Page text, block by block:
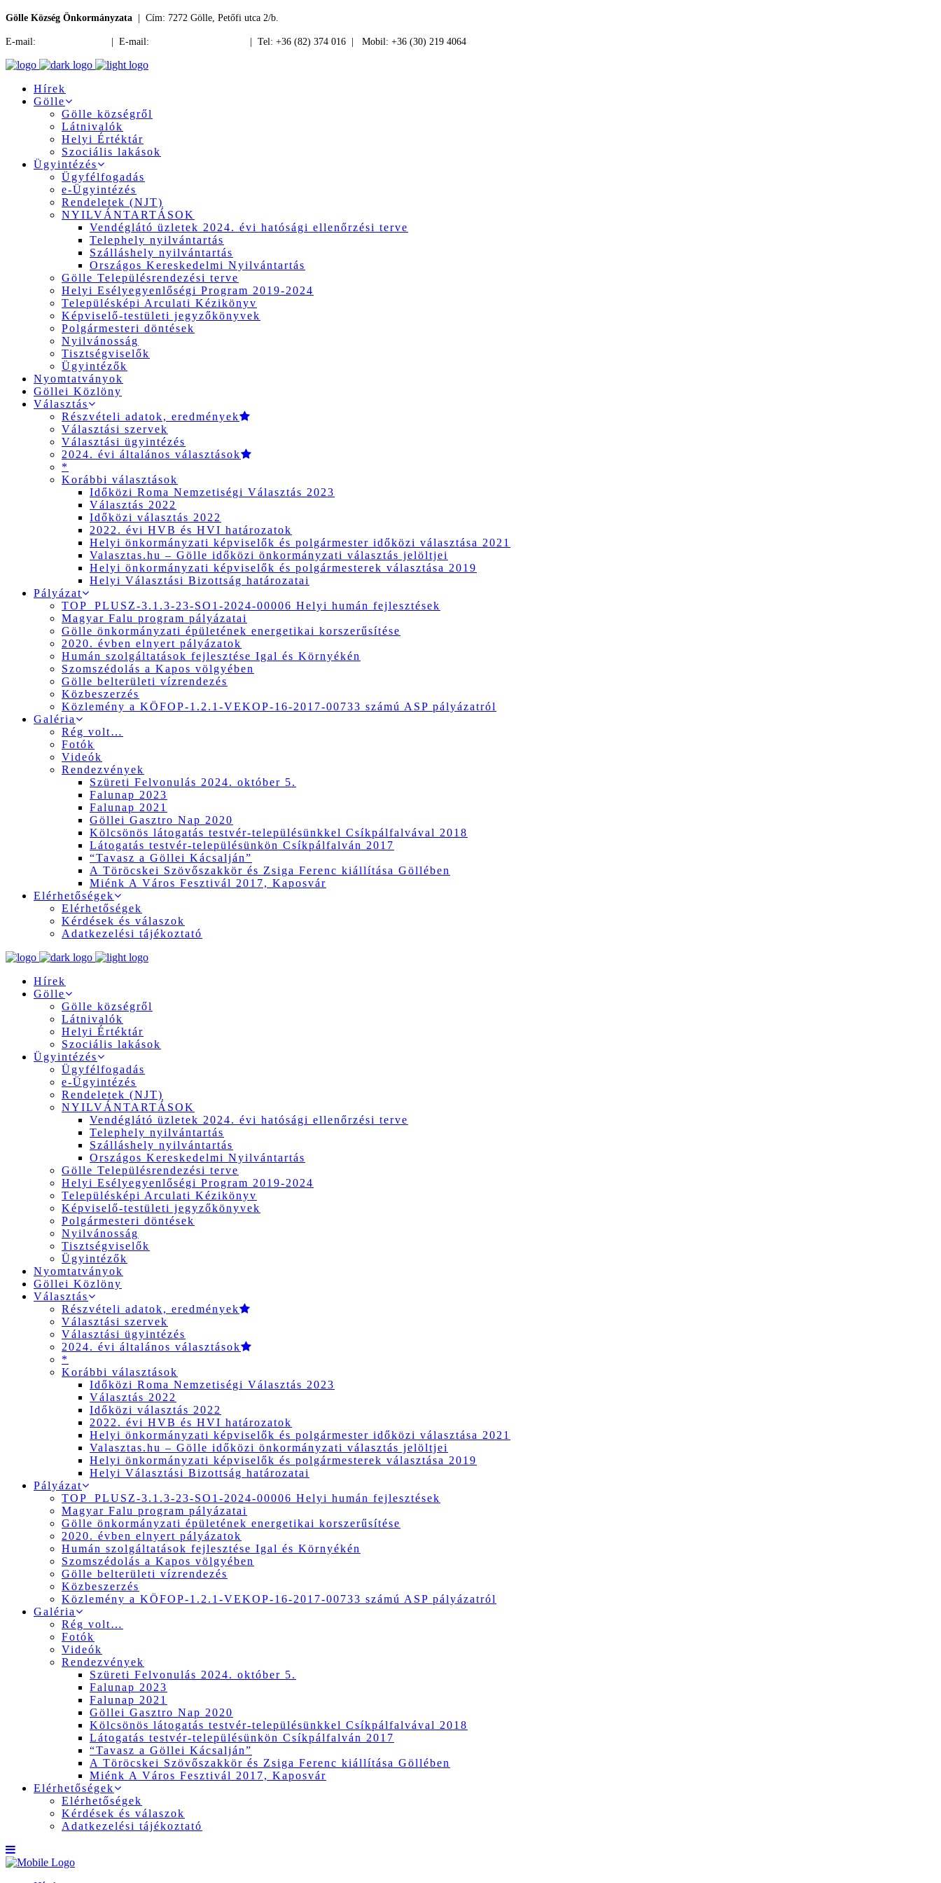
Gölle Község Önkormányzata | Cím: 7272 Gölle, Petőfi utca 2/b.
E-mail: | E-mail: | Tel: +36 (82) 374 016 | Mobil: +36 (30) 219 4064
Hírek
Gölle
Gölle községről
Látnivalók
Helyi Értéktár
Szociális lakások
Ügyintézés
Ügyfélfogadás
e-Ügyintézés
Rendeletek (NJT)
NYILVÁNTARTÁSOK
Vendéglátó üzletek 2024. évi hatósági ellenőrzési terve
Telephely nyilvántartás
Szálláshely nyilvántartás
Országos Kereskedelmi Nyilvántartás
Gölle Településrendezési terve
Helyi Esélyegyenlőségi Program 2019-2024
Településképi Arculati Kézikönyv
Képviselő-testületi jegyzőkönyvek
Polgármesteri döntések
Nyilvánosság
Tisztségviselők
Ügyintézők
Nyomtatványok
Göllei Közlöny
Választás
Részvételi adatok, eredmények
Választási szervek
Választási ügyintézés
2024. évi általános választások
*
Korábbi választások
Időközi Roma Nemzetiségi Választás 2023
Választás 2022
Időközi választás 2022
2022. évi HVB és HVI határozatok
Helyi önkormányzati képviselők és polgármester időközi választása 2021
Valasztas.hu – Gölle időközi önkormányzati választás jelöltjei
Helyi önkormányzati képviselők és polgármesterek választása 2019
Helyi Választási Bizottság határozatai
Pályázat
TOP_PLUSZ-3.1.3-23-SO1-2024-00006 Helyi humán fejlesztések
Magyar Falu program pályázatai
Gölle önkormányzati épületének energetikai korszerűsítése
2020. évben elnyert pályázatok
Humán szolgáltatások fejlesztése Igal és Környékén
Szomszédolás a Kapos völgyében
Gölle belterületi vízrendezés
Közbeszerzés
Közlemény a KÖFOP-1.2.1-VEKOP-16-2017-00733 számú ASP pályázatról
Galéria
Rég volt…
Fotók
Videók
Rendezvények
Szüreti Felvonulás 2024. október 5.
Falunap 2023
Falunap 2021
Göllei Gasztro Nap 2020
Kölcsönös látogatás testvér-településünkkel Csíkpálfalvával 2018
Látogatás testvér-településünkön Csíkpálfalván 2017
“Tavasz a Göllei Kácsalján”
A Töröcskei Szövőszakkör és Zsiga Ferenc kiállítása Göllében
Miénk A Város Fesztivál 2017, Kaposvár
Elérhetőségek
Elérhetőségek
Kérdések és válaszok
Adatkezelési tájékoztató
Hírek
Gölle
Gölle községről
Látnivalók
Helyi Értéktár
Szociális lakások
Ügyintézés
Ügyfélfogadás
e-Ügyintézés
Rendeletek (NJT)
NYILVÁNTARTÁSOK
Vendéglátó üzletek 2024. évi hatósági ellenőrzési terve
Telephely nyilvántartás
Szálláshely nyilvántartás
Országos Kereskedelmi Nyilvántartás
Gölle Településrendezési terve
Helyi Esélyegyenlőségi Program 2019-2024
Településképi Arculati Kézikönyv
Képviselő-testületi jegyzőkönyvek
Polgármesteri döntések
Nyilvánosság
Tisztségviselők
Ügyintézők
Nyomtatványok
Göllei Közlöny
Választás
Részvételi adatok, eredmények
Választási szervek
Választási ügyintézés
2024. évi általános választások
*
Korábbi választások
Időközi Roma Nemzetiségi Választás 2023
Választás 2022
Időközi választás 2022
2022. évi HVB és HVI határozatok
Helyi önkormányzati képviselők és polgármester időközi választása 2021
Valasztas.hu – Gölle időközi önkormányzati választás jelöltjei
Helyi önkormányzati képviselők és polgármesterek választása 2019
Helyi Választási Bizottság határozatai
Pályázat
TOP_PLUSZ-3.1.3-23-SO1-2024-00006 Helyi humán fejlesztések
Magyar Falu program pályázatai
Gölle önkormányzati épületének energetikai korszerűsítése
2020. évben elnyert pályázatok
Humán szolgáltatások fejlesztése Igal és Környékén
Szomszédolás a Kapos völgyében
Gölle belterületi vízrendezés
Közbeszerzés
Közlemény a KÖFOP-1.2.1-VEKOP-16-2017-00733 számú ASP pályázatról
Galéria
Rég volt…
Fotók
Videók
Rendezvények
Szüreti Felvonulás 2024. október 5.
Falunap 2023
Falunap 2021
Göllei Gasztro Nap 2020
Kölcsönös látogatás testvér-településünkkel Csíkpálfalvával 2018
Látogatás testvér-településünkön Csíkpálfalván 2017
“Tavasz a Göllei Kácsalján”
A Töröcskei Szövőszakkör és Zsiga Ferenc kiállítása Göllében
Miénk A Város Fesztivál 2017, Kaposvár
Elérhetőségek
Elérhetőségek
Kérdések és válaszok
Adatkezelési tájékoztató